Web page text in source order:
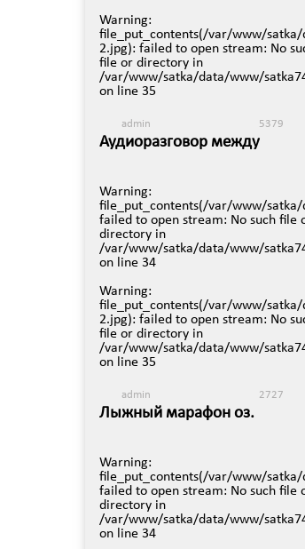
on line35
admin 4298
Сатка, Межевой, Бакал с
высоты птичьего полета
Warning:
file_put_contents(/var/www/
2.jpg): failed to open stream: No
file or directory in
/var/www/satka/data/www/
on line 35
admin 5379
Аудиоразговор между
3 апреля в 10:42
Warning:
file_put_contents(/var/www/
failed to open stream: No such file
directory in
/var/www/satka/data/www/
on line 34
Warning:
file_put_contents(/var/www/
2.jpg): failed to open stream: No
file or directory in
/var/www/satka/data/www/
on line 35
admin 2727
Лыжный марафон оз.
Warning:
file_put_contents(/var/www/
failed to open stream: No such file
directory in
/var/www/satka/data/www/
on line 34